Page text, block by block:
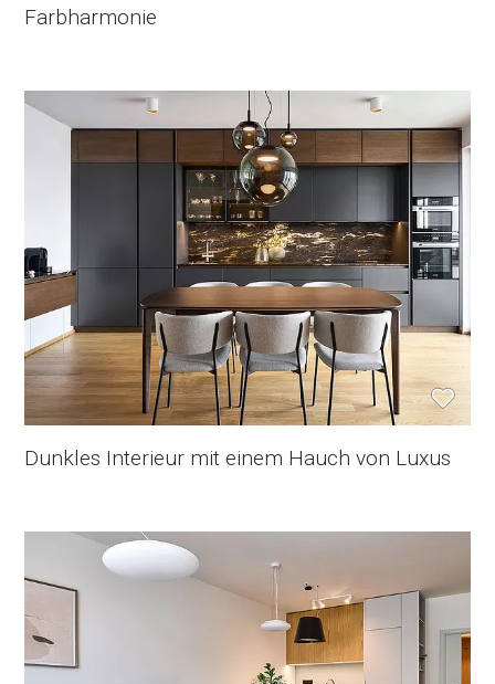
Farbharmonie
Dunkles Interieur mit einem Hauch von Luxus